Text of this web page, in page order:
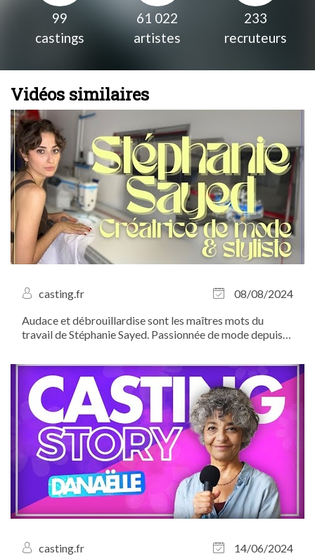
99
castings
61 022
artistes
233
recruteurs
Vidéos similaires
casting.fr
08/08/2024
Audace et débrouillardise sont les maîtres mots du
travail de Stéphanie Sayed. Passionnée de mode depuis
puise son inspiration dans son vécu afin de créer des
pièces uniques et avant-gardistes...
casting.fr
14/06/2024